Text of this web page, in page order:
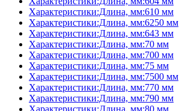
Характеристики:Длина, мм:610 мм
Характеристики:Длина, мм:6250 мм
Характеристики:Длина, мм:643 мм
Характеристики:Длина, мм:70 мм
Характеристики:Длина, мм:700 мм
Характеристики:Длина, мм:75 мм
Характеристики:Длина, мм:7500 мм
Характеристики:Длина, мм:770 мм
Характеристики:Длина, мм:790 мм
Характеристики:Длина, мм:80 мм